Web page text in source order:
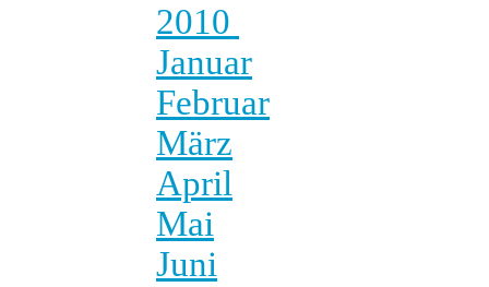
2010
Januar
Februar
März
April
Mai
Juni